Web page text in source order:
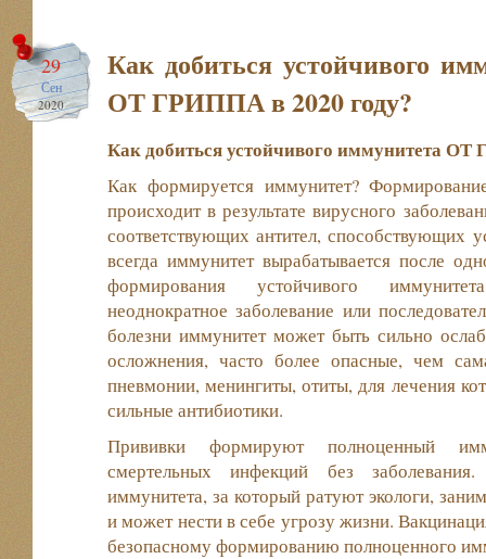
29
Сен
2020
Как добиться устойчивого
ОТ ГРИППА в 2020 году?
Как добиться устойчивого иммунитета ОТ
Как формируется иммунитет?
происходит в результате вирусного
соответствующих антител, способствующих
всегда иммунитет вырабатывается после
формирования устойчивого
неоднократное заболевание или
болезни иммунитет может быть сильно
осложнения, часто более опасные, чем
пневмонии, менингиты, отиты, для лечения
сильные антибиотики.
Прививки формируют полноценный
смертельных инфекций без заболевания.
иммунитета, за который ратуют экологи,
и может нести в себе угрозу жизни.
безопасному формированию полноценного